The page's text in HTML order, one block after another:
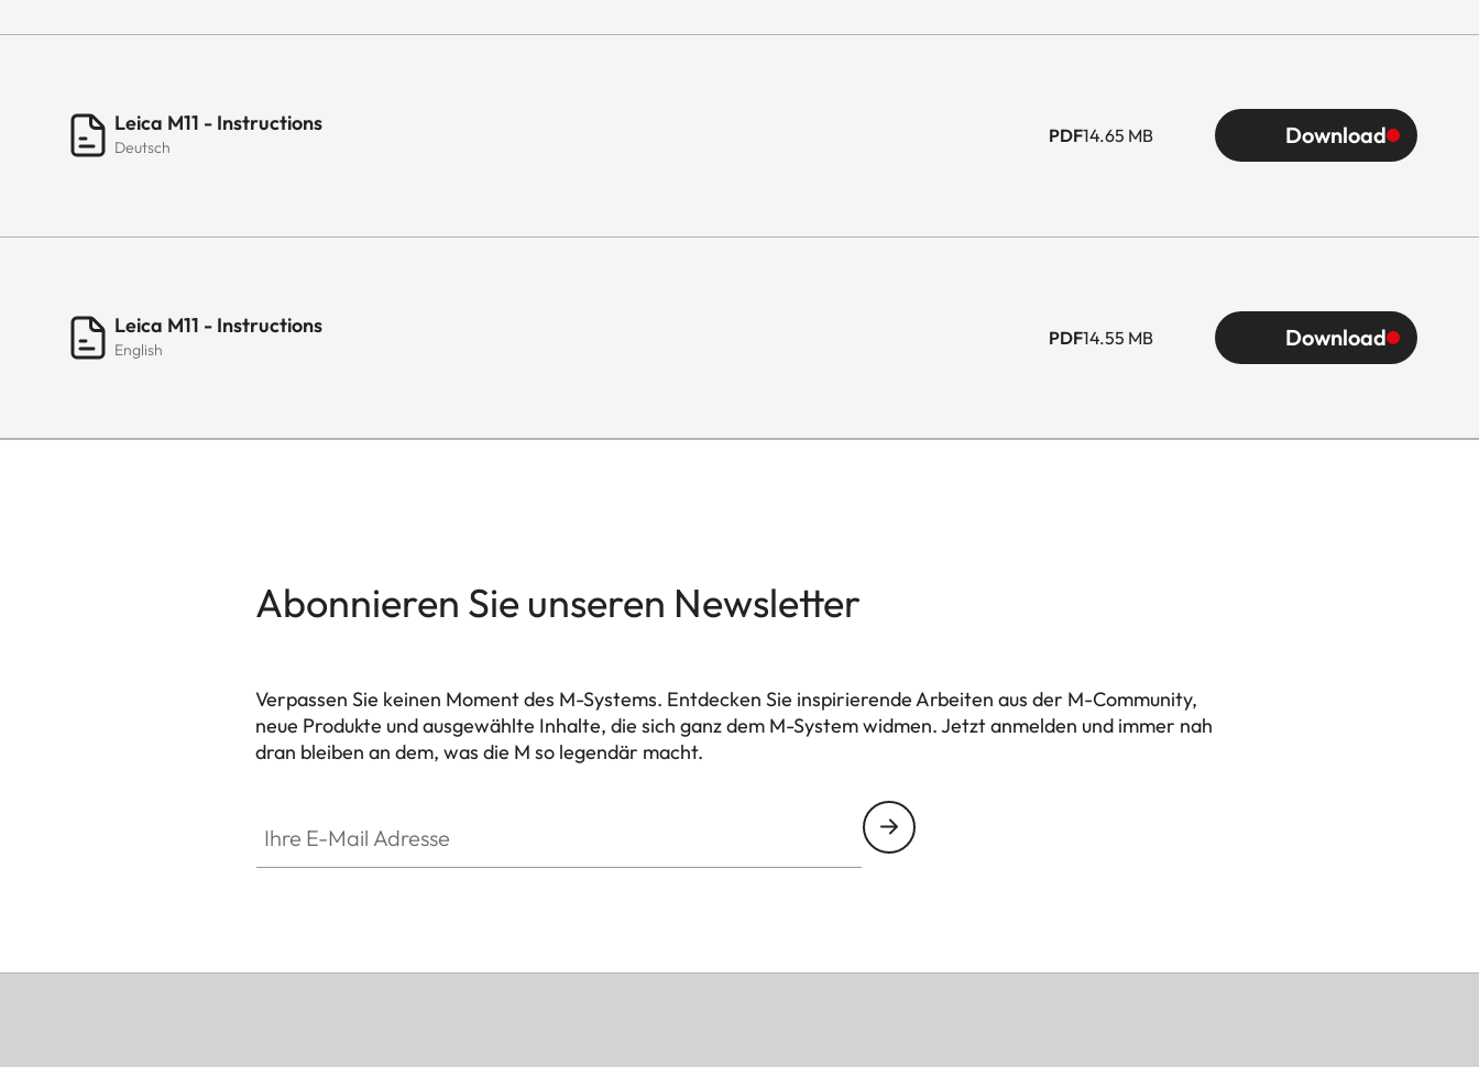
Leica M11 - Instructions
Deutsch
PDF14.65 MB Download
Leica M11 - Instructions
English
PDF14.55 MB Download
Abonnieren Sie unseren Newsletter
Verpassen Sie keinen Moment des M-Systems. Entdecken Sie inspirierende Arbeiten aus der M-Community,
neue Produkte und ausgewählte Inhalte, die sich ganz dem M-System widmen. Jetzt anmelden und immer nah
dran bleiben an dem, was die M so legendär macht.